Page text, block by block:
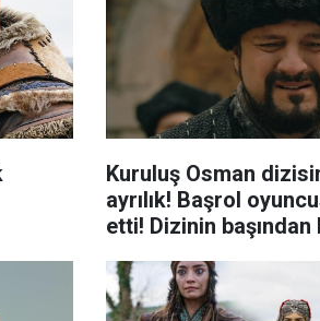
Kuruluş Osman
ayrılık! Başrol
etti! Dizinin